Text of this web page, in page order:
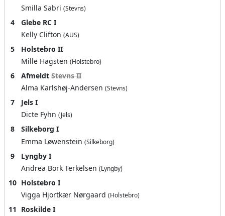
Smilla Sabri (Stevns)
4
Glebe RC I
Kelly Clifton (AUS)
5
Holstebro II
Mille Hagsten (Holstebro)
6 AfmeldtStevns II
Alma Karlshøj-Andersen (Stevns)
7
Jels I
Dicte Fyhn (Jels)
8
Silkeborg I
Emma Løwenstein (Silkeborg)
9
Lyngby I
Andrea Bork Terkelsen (Lyngby)
10 Holstebro I
Vigga Hjortkær Nørgaard (Holstebro)
11
Roskilde I